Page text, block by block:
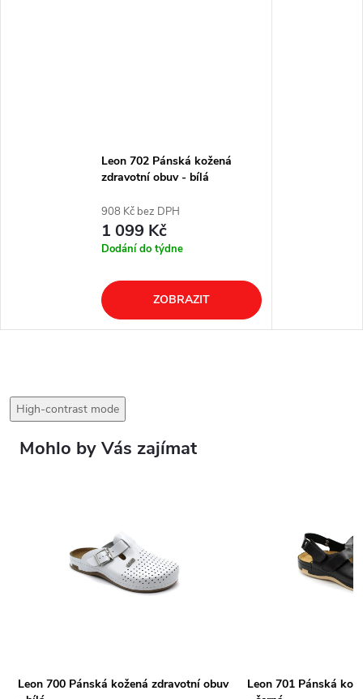
Leon 702 Pánská kožená
zdravotní obuv - bílá
908 Kč bez DPH
1 099 Kč
Dodání do týdne
ZOBRAZIT
High-contrast mode
Mohlo by Vás zajímat
Leon 700 Pánská kožená zdravotní obuv
Leon 701 Pánská